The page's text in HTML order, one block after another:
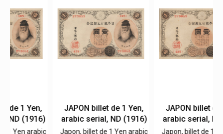
JAPON billet de 1 Yen,
arabic serial, ND (1916)
Japon, billet de 1 Yen arabic
JAPON billet de 1 Yen,
arabic serial, ND (1916)
Japon, billet de 1 Yen arabic